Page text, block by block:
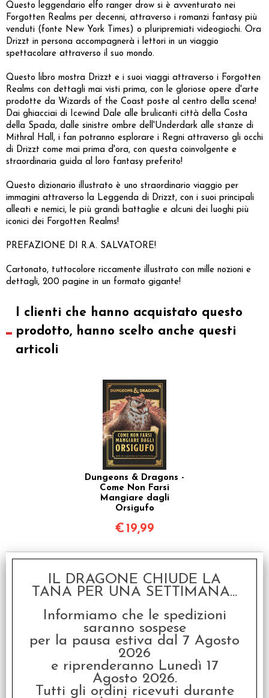
Questo leggendario elfo ranger drow si è avventurato nei
Forgotten Realms per decenni, attraverso i romanzi fantasy più
venduti (fonte New York Times) o pluripremiati videogiochi. Ora
Drizzt in persona accompagnerà i lettori in un viaggio
spettacolare attraverso il suo mondo.
Questo libro mostra Drizzt e i suoi viaggi attraverso i Forgotten
Realms con dettagli mai visti prima, con le gloriose opere d'arte
prodotte da Wizards of the Coast poste al centro della scena!
Dai ghiacciai di Icewind Dale alle brulicanti città della Costa
della Spada, dalle sinistre ombre dell'Underdark alle stanze di
Mithral Hall, i fan potranno esplorare i Regni attraverso gli occhi
di Drizzt come mai prima d'ora, con questa coinvolgente e
straordinaria guida al loro fantasy preferito!
Questo dizionario illustrato è uno straordinario viaggio per
immagini attraverso la Leggenda di Drizzt, con i suoi principali
alleati e nemici, le più grandi battaglie e alcuni dei luoghi più
iconici dei Forgotten Realms!
PREFAZIONE DI R.A. SALVATORE!
Cartonato, tuttocolore riccamente illustrato con mille nozioni e
dettagli, 200 pagine in un formato gigante!
I clienti che hanno acquistato questo
prodotto, hanno scelto anche questi
articoli
Dungeons & Dragons -
Come Non Farsi
Mangiare dagli
Orsigufo
€ 19,99
ALBA - Open World
Gamebook + Volumetto
Speciale + Promo -
Italiano
IL DRAGONE CHIUDE LA
TANA PER UNA SETTIMANA...
Informiamo che le spedizioni
saranno sospese
per la pausa estiva dal 7 Agosto
2026
e riprenderanno Lunedì 17
Agosto 2026.
Tutti gli ordini ricevuti durante